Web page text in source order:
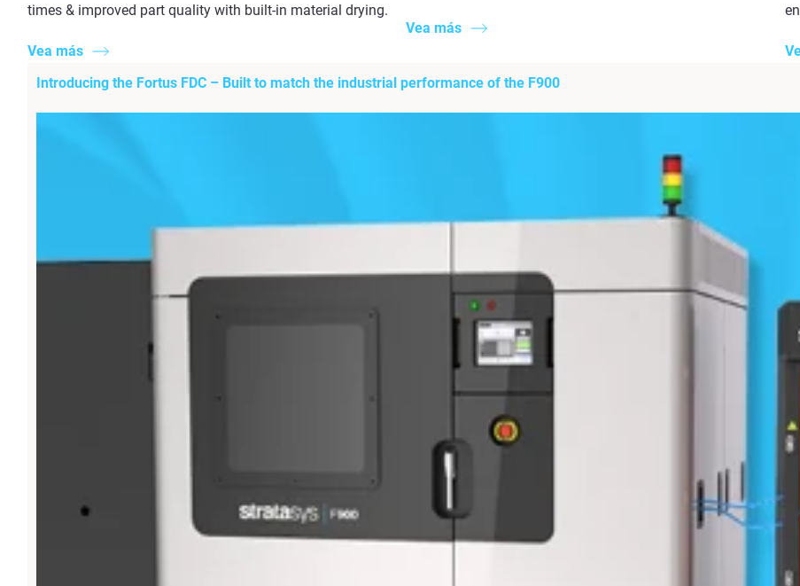
times & improved part quality with built-in material drying.
Vea más
Vea más
Introducing the Fortus FDC – Built to match the industrial performance of the F900